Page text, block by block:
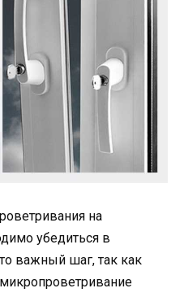
на
убедиться в
важный шаг, так как